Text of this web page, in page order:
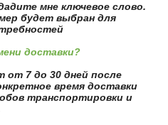
мне ключевое слово.
будет выбран для
доставки?
от 7 до 30 дней после
время доставки
транспортировки и